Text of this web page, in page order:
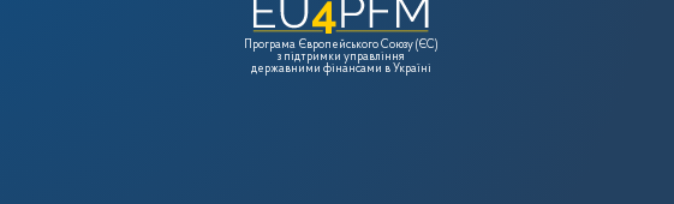
Програма Європейського Союзу (ЄС)
з підтримки управління
державними фінансами в Україні